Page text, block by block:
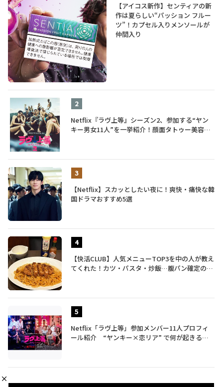
【アイコス新作】センティアの新
作は夏らしい“パッション フルー
ツ”！カプセル入りメンソールが
仲間入り
Netflix『ラヴ上等』シーズン2、参加する“ヤン
キー男女11人”を一挙紹介！顔面タトゥー美容
【Netflix】スカッとしたい夜に！爽快・痛快な韓
国ドラマおすすめ5選
【快活CLUB】人気メニューTOP3を中の人が教え
てくれた！カツ・パスタ・炒飯…腹パン確定のガ
Netflix「ラヴ上等」参加メンバー11人プロフィ
ール紹介 “ヤンキー×恋リア” で何が起きる？